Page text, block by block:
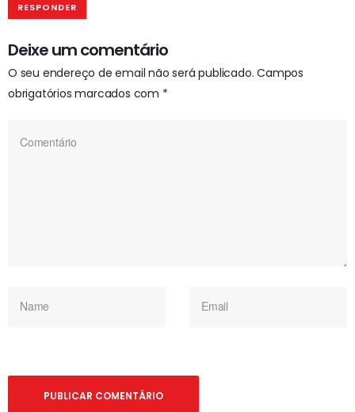
RESPONDER
Deixe um comentário
O seu endereço de email não será publicado. Campos
obrigatórios marcados com *